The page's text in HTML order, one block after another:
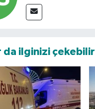
da ilginizi çekebilir